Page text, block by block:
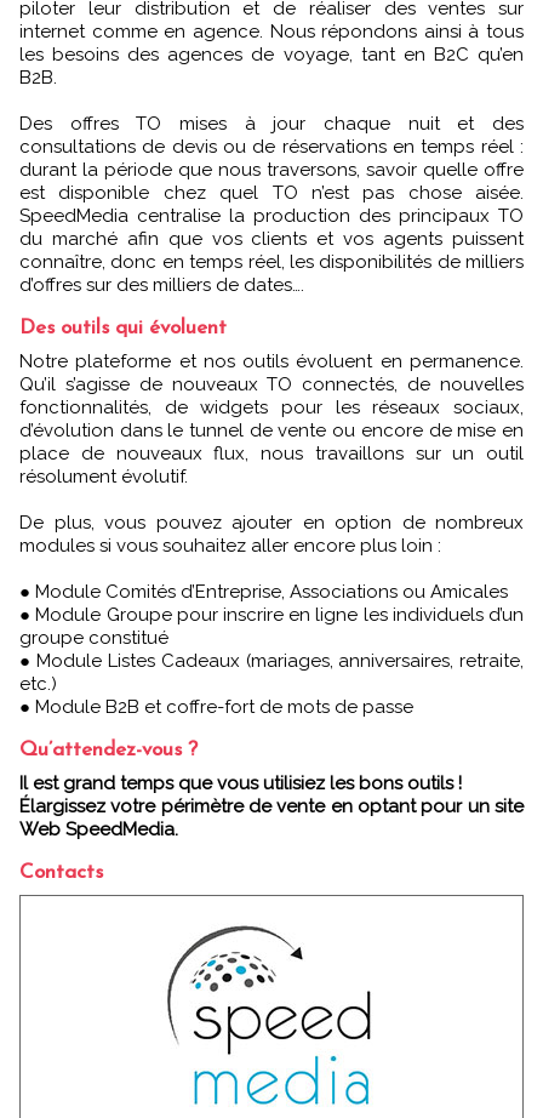
piloter leur distribution et de réaliser des ventes sur
internet comme en agence. Nous répondons ainsi à tous
les besoins des agences de voyage, tant en B2C qu’en
B2B.
Des offres TO mises à jour chaque nuit et des
consultations de devis ou de réservations en temps réel :
durant la période que nous traversons, savoir quelle offre
est disponible chez quel TO n’est pas chose aisée.
SpeedMedia centralise la production des principaux TO
du marché afin que vos clients et vos agents puissent
connaître, donc en temps réel, les disponibilités de milliers
d’offres sur des milliers de dates….
Des outils qui évoluent
Notre plateforme et nos outils évoluent en permanence.
Qu’il s’agisse de nouveaux TO connectés, de nouvelles
fonctionnalités, de widgets pour les réseaux sociaux,
d’évolution dans le tunnel de vente ou encore de mise en
place de nouveaux flux, nous travaillons sur un outil
résolument évolutif.
De plus, vous pouvez ajouter en option de nombreux
modules si vous souhaitez aller encore plus loin :
● Module Comités d’Entreprise, Associations ou Amicales
● Module Groupe pour inscrire en ligne les individuels d’un
groupe constitué
● Module Listes Cadeaux (mariages, anniversaires, retraite,
etc.)
● Module B2B et coffre-fort de mots de passe
Qu’attendez-vous ?
Il est grand temps que vous utilisiez les bons outils !
Élargissez votre périmètre de vente en optant pour un site
Web SpeedMedia.
Contacts